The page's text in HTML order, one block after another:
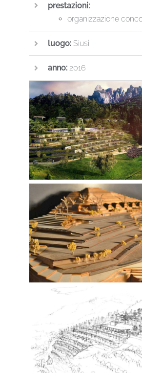
prestazioni:
organizzazione
luogo: Siusi
anno: 2016